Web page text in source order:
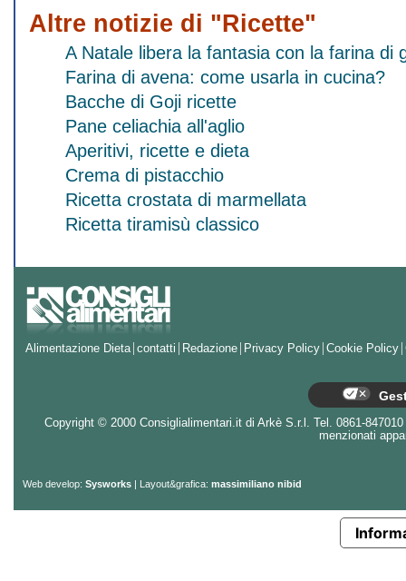
Altre notizie di "Ricette"
A Natale libera la fantasia con la farina di
Farina di avena: come usarla in cucina?
Bacche di Goji ricette
Pane celiachia all'aglio
Aperitivi, ricette e dieta
Crema di pistacchio
Ricetta crostata di marmellata
Ricetta tiramisù classico
Alimentazione Dieta contatti Redazione Privacy Policy Cookie Policy
Copyright © 2000 Consiglialimentari.it di Arkè S.r.l. Tel. 0861-
menzionati
Web develop: Sysworks | Layout&grafica: massimiliano nibid